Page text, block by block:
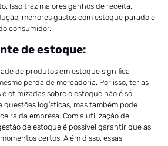
Isso traz maiores ganhos de receita,
menores gastos com estoque parado e
consumidor.
de estoque:
de produtos em estoque significa
perda de mercadoria. Por isso, ter as
otimizadas sobre o estoque não é só
questões logísticas, mas também pode
da empresa. Com a utilização de
de estoque é possível garantir que as
certos. Além disso, essas